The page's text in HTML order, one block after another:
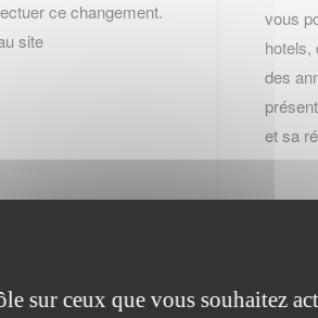
ce changement.
site
ttc/minute depuis
poste fixe, au cout
vous
hotels,
des
et sa
sur ceux que vous souhaitez